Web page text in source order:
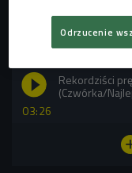
POSŁUCHAJ
03:26
Rekordziści
(Czwórka/
Odrzucenie